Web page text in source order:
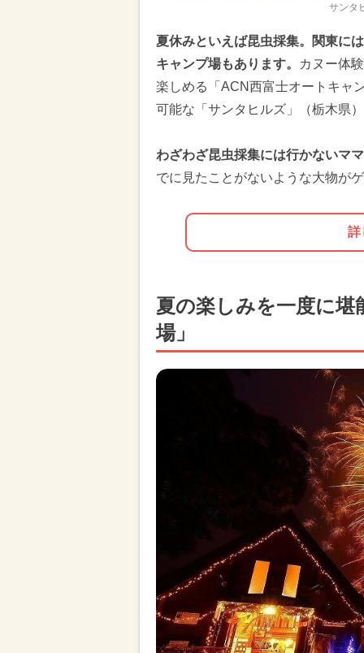
サンタ
夏休みといえば昆虫採集。関東に
キャンプ場もあります。
カヌー体
楽しめる「ACN西富士オートキャ
可能な「サンタヒルズ」（栃木県
わざわざ昆虫採集には行かないマ
でに見たことがないような大物が
詳
夏の楽しみを一度に
場」